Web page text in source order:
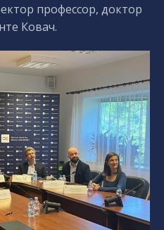
профессор, доктор
Ковач.